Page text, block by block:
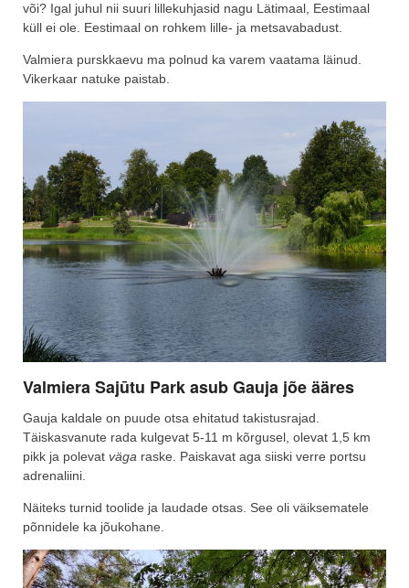
või? Igal juhul nii suuri lillekuhjasid nagu Lätimaal, Eestimaal
küll ei ole. Eestimaal on rohkem lille- ja metsavabadust.
Valmiera purskkaevu ma polnud ka varem vaatama läinud.
Vikerkaar natuke paistab.
Valmiera Sajūtu Park asub Gauja jõe ääres
Gauja kaldale on puude otsa ehitatud takistusrajad.
Täiskasvanute rada kulgevat 5-11 m kõrgusel, olevat 1,5 km
pikk ja polevat väga raske. Paiskavat aga siiski verre portsu
adrenaliini.
Näiteks turnid toolide ja laudade otsas. See oli väiksematele
põnnidele ka jõukohane.